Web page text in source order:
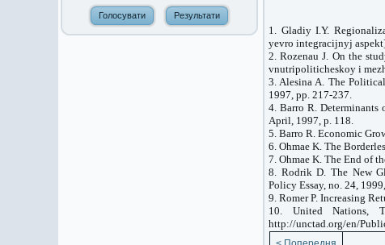
1. Gladiy I.Y.
yevro integracijnyj
2. Rozenau J. On the
vnutripoliticheskoy i
3. Alesina A. The
1997, pp. 217-237.
4. Barro R. Determinants
April, 1997, p. 118.
5. Barro R. Economic
6. Ohmae K. The
7. Ohmae K. The End of
8. Rodrik D. The New
Policy Essay, no. 24,
9. Romer P. Increasing
10. United Nations,
http://unctad.org/en/